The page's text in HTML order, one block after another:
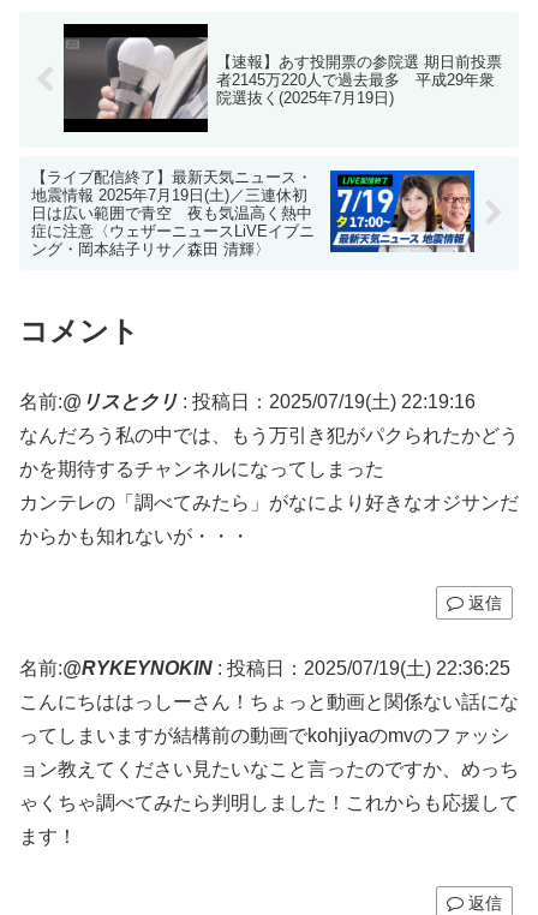
【速報】あす投開票の参院選 期日前投票
者2145万220人で過去最多 平成29年衆
院選抜く(2025年7月19日)
【ライブ配信終了】最新天気ニュース・
地震情報 2025年7月19日(土)／三連休初
日は広い範囲で青空 夜も気温高く熱中
症に注意〈ウェザーニュースLiVEイブニ
ング・岡本結子リサ／森田 清輝〉
コメント
名前:@リスとクリ : 投稿日：2025/07/19(土) 22:19:16
なんだろう私の中では、もう万引き犯がパクられたかどう
かを期待するチャンネルになってしまった
カンテレの「調べてみたら」がなにより好きなオジサンだ
からかも知れないが・・・
返信
名前:@RYKEYNOKIN : 投稿日：2025/07/19(土) 22:36:25
こんにちははっしーさん！ちょっと動画と関係ない話にな
ってしまいますが結構前の動画でkohjiyaのmvのファッシ
ョン教えてください見たいなこと言ったのですか、めっち
ゃくちゃ調べてみたら判明しました！これからも応援して
ます！
返信